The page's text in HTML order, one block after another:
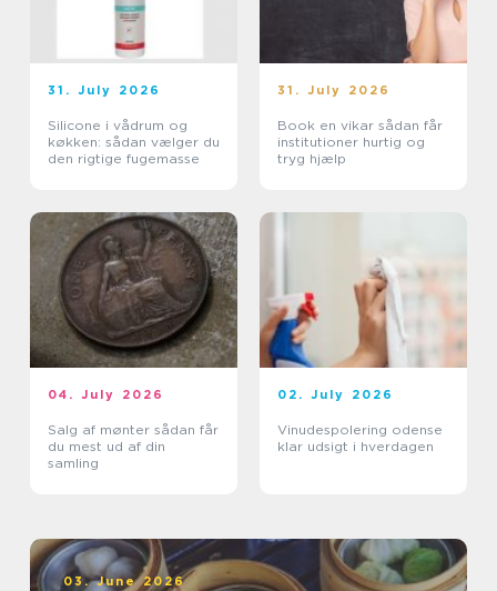
31. July 2026
Silicone i vådrum og
køkken: sådan vælger du
den rigtige fugemasse
31. July 2026
Book en vikar sådan får
institutioner hurtig og
tryg hjælp
04. July 2026
Salg af mønter sådan får
du mest ud af din
samling
02. July 2026
Vinudespolering odense
klar udsigt i hverdagen
03. June 2026